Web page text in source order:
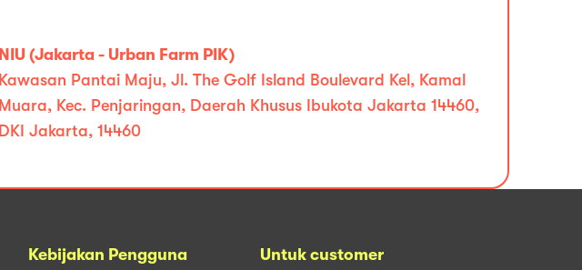
NIU (Jakarta - Urban Farm PIK)
Kawasan Pantai Maju, Jl. The Golf Island Boulevard Kel, Kamal
Muara, Kec. Penjaringan, Daerah Khusus Ibukota Jakarta 14460,
DKI Jakarta, 14460
Kebijakan Pengguna
Untuk customer